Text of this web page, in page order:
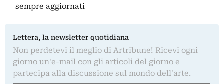
sempre aggiornati
Lettera, la newsletter quotidiana
Non perdetevi il meglio di Artribune! Ricevi ogni
giorno un'e-mail con gli articoli del giorno e
partecipa alla discussione sul mondo dell'arte.